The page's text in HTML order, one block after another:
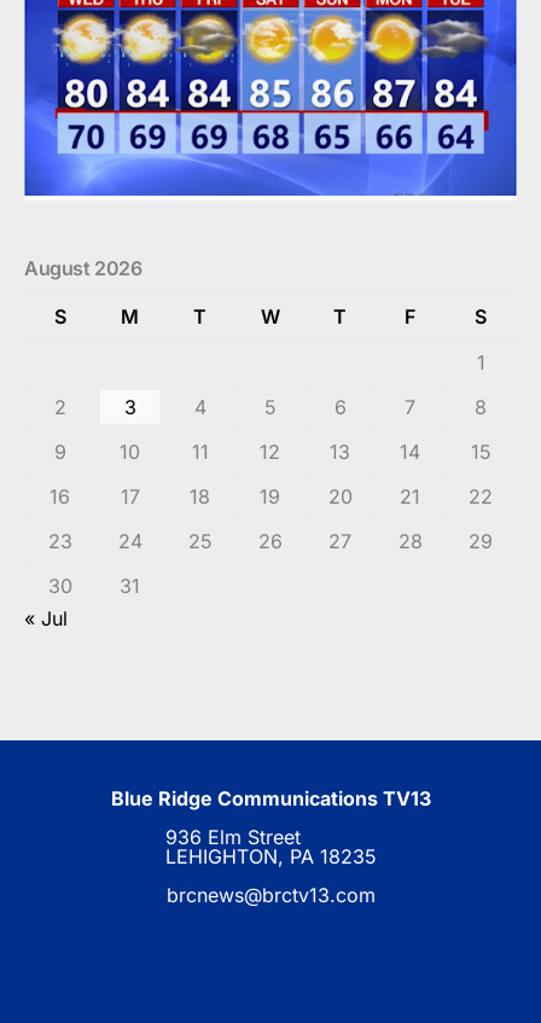
August 2026
S
M T W T F
S
1
2
3 4 5 6 7
8
9
10 11 12 13 14
15
16
17 18 19 20 21
22
23
24 25 26 27 28
29
30
31
« Jul
Blue Ridge Communications TV13
936 Elm Street
LEHIGHTON, PA 18235
brcnews@brctv13.com